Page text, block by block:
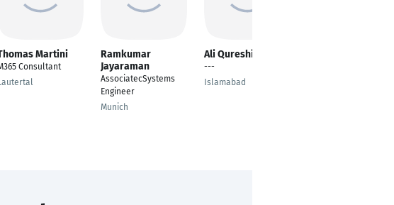
Martini
Consultant
Ramkumar
Jayaraman
AssociatecSystems
Engineer
Munich
Ali Qureshi
---
Islamabad